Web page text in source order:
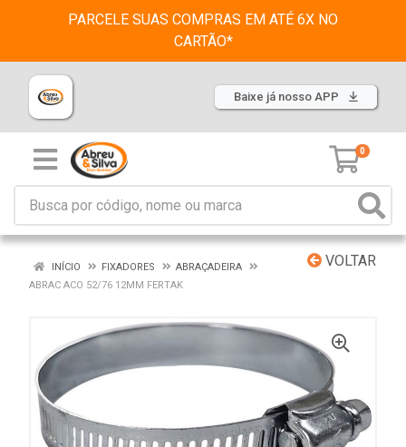
PARCELE SUAS COMPRAS EM ATÉ 6X NO
CARTÃO*
Baixe já nosso APP
0
VOLTAR
INÍCIO FIXADORES
ABRAÇADEIRA
ABRAC ACO 52/76 12MM FERTAK